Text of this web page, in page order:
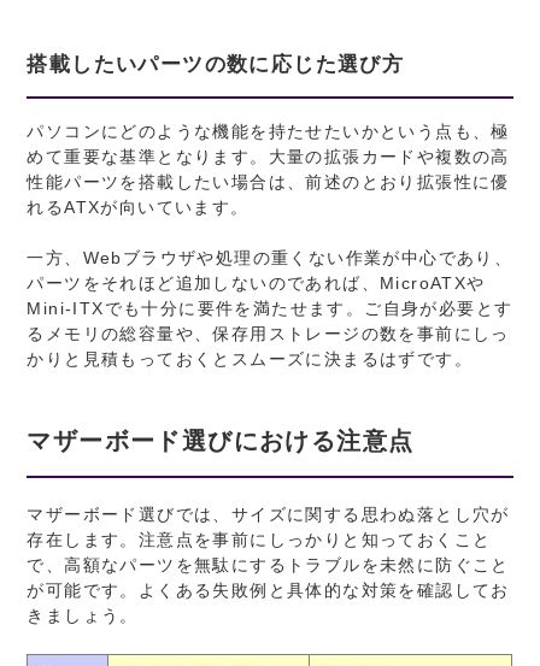
搭載したいパーツの数に応じた選び方
パソコンにどのような機能を持たせたいかという点も、極
めて重要な基準となります。大量の拡張カードや複数の高
性能パーツを搭載したい場合は、前述のとおり拡張性に優
れるATXが向いています。
一方、Webブラウザや処理の重くない作業が中心であり、
パーツをそれほど追加しないのであれば、MicroATXや
Mini-ITXでも十分に要件を満たせます。ご自身が必要とす
るメモリの総容量や、保存用ストレージの数を事前にしっ
かりと見積もっておくとスムーズに決まるはずです。
マザーボード選びにおける注意点
マザーボード選びでは、サイズに関する思わぬ落とし穴が
存在します。注意点を事前にしっかりと知っておくこと
で、高額なパーツを無駄にするトラブルを未然に防ぐこと
が可能です。よくある失敗例と具体的な対策を確認してお
きましょう。